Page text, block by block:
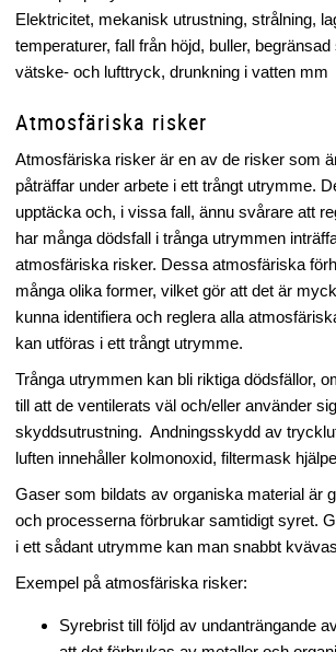
Elektricitet, mekanisk utrustning, strålning,
temperaturer, fall från höjd, buller,
vätske- och lufttryck, drunkning i vatten mm
Atmosfäriska risker
Atmosfäriska risker är en av de risker som
påträffar under arbete i ett trångt utrymme.
upptäcka och, i vissa fall, ännu svårare att
har många dödsfall i trånga utrymmen
atmosfäriska risker. Dessa atmosfäriska
många olika former, vilket gör att det är
kunna identifiera och reglera alla
kan utföras i ett trångt utrymme.
Trånga utrymmen kan bli riktiga dödsfällor,
till att de ventilerats väl och/eller använder
skyddsutrustning. Andningsskydd av
luften innehåller kolmonoxid, filtermask
Gaser som bildats av organiska material är
och processerna förbrukar samtidigt syret.
i ett sådant utrymme kan man snabbt
Exempel på atmosfäriska risker:
Syrebrist till följd av undanträngande